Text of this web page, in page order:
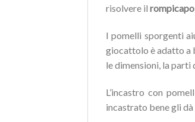
risolvere il rompicapo
I pomelli sporgenti
giocattolo è adatto a
le dimensioni, la parti
L’incastro con
incastrato bene gli